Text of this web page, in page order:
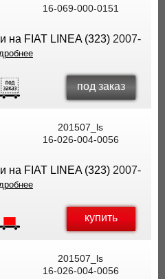
16-069-000-0151
на FIAT LINEA (323) 2007-
под заказ
201507_ls
16-026-004-0056
на FIAT LINEA (323) 2007-
купить
201507_ls
16-026-004-0056